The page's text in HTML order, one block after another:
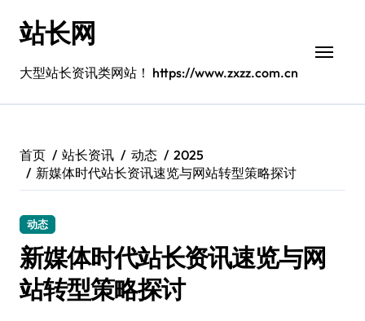
站长网
大型站长资讯类网站！ https://www.zxzz.com.cn
首页 站长资讯 动态
2025
新媒体时代站长资讯速览与网站转型策略探讨
动态
新媒体时代站长资讯速览与网
站转型策略探讨